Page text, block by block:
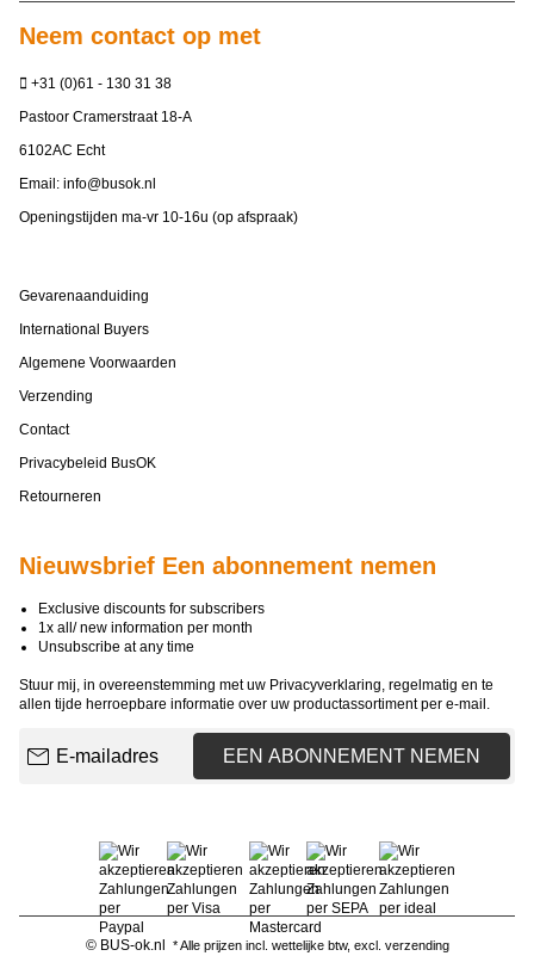
Neem contact op met
+31 (0)61 - 130 31 38
Pastoor Cramerstraat 18-A
6102AC Echt
Email: info@busok.nl
Openingstijden ma-vr 10-16u (op afspraak)
Gevarenaanduiding
International Buyers
Algemene Voorwaarden
Verzending
Contact
Privacybeleid BusOK
Retourneren
Nieuwsbrief Een abonnement nemen
Exclusive discounts for subscribers
1x all/ new information per month
Unsubscribe at any time
Stuur mij, in overeenstemming met uw Privacyverklaring, regelmatig en te
allen tijde herroepbare informatie over uw productassortiment per e-mail.
EEN ABONNEMENT NEMEN
© BUS-ok.nl * Alle prijzen incl. wettelijke btw, excl. verzending